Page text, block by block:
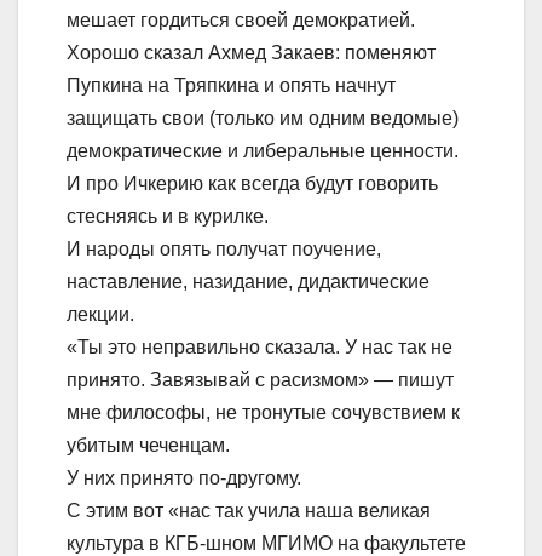
мешает гордиться своей демократией.
Хорошо сказал Ахмед Закаев: поменяют
Пупкина на Тряпкина и опять начнут
защищать свои (только им одним ведомые)
демократические и либеральные ценности.
И про Ичкерию как всегда будут говорить
стесняясь и в курилке.
И народы опять получат поучение,
наставление, назидание, дидактические
лекции.
«Ты это неправильно сказала. У нас так не
принято. Завязывай с расизмом» — пишут
мне философы, не тронутые сочувствием к
убитым чеченцам.
У них принято по-другому.
С этим вот «нас так учила наша великая
культура в КГБ-шном МГИМО на факультете